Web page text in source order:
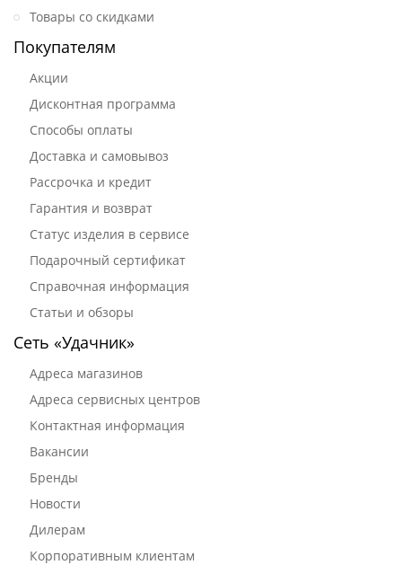
Товары со скидками
Покупателям
Акции
Дисконтная программа
Способы оплаты
Доставка и самовывоз
Рассрочка и кредит
Гарантия и возврат
Статус изделия в сервисе
Подарочный сертификат
Справочная информация
Статьи и обзоры
Сеть «Удачник»
Адреса магазинов
Адреса сервисных центров
Контактная информация
Вакансии
Бренды
Новости
Дилерам
Корпоративным клиентам